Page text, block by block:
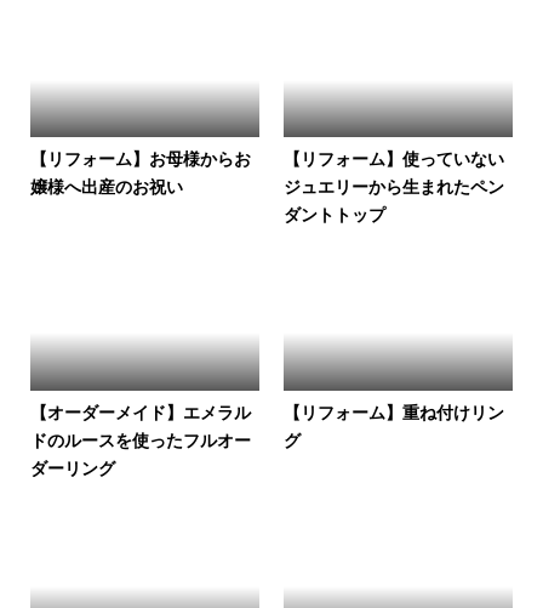
【リフォーム】お母様からお
嬢様へ出産のお祝い
【リフォーム】使っていない
ジュエリーから生まれたペン
ダントトップ
【オーダーメイド】エメラル
ドのルースを使ったフルオー
ダーリング
【リフォーム】重ね付けリン
グ